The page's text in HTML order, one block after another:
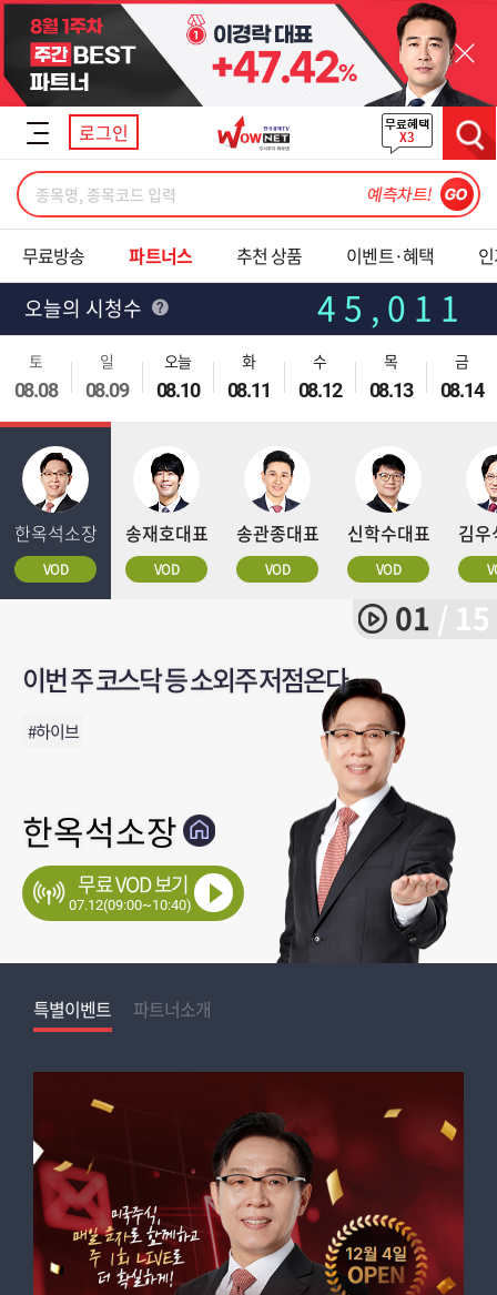
닫기
로그인
무료방송 파트너스 추천 상품 이벤트·혜택
오늘의 시청수 45,011
토
08.08
일
08.09
오늘
08.10
화
08.11
수
08.12
목
08.13
금
08.14
한옥석소장
VOD
송재호대표
VOD
송관종대표
VOD
신학수대표
VOD
김우
이번 주 코스닥 등 소외주 저점온다
#하이브
한옥석소장
무료 VOD 보기
07.12(09:00~10:40)
특별이벤트 파트너소개
과매도구간, 다음주 주도주 매수찬스
전략
송재호대표
07.12(09:00~19:00)
특별이벤트 파트너소개
다음주 시장 압도할 주도주는?
#SK하이닉스,1551%
송관종대표
07.12(10:00~12:00)
특별이벤트 파트너소개
상대적 강세 찐 종목, 주도주만 담는
전략!
신학수대표
07.12(10:00~14:00)
특별이벤트 파트너소개
김우식의 선데이 포스트
#한주간투자전략
김우식대표
07.12(20:00~21:30)
특별이벤트 파트너소개
더리치..반전율 AI인프라와
대세진입편3
박완필대표
07.12(20:00~20:50)
특별이벤트 파트너소개
시장 대표주 실적과 목표가 분석
#삼전닉스
윤유석대표
07.12(21:00~22:00)
파트너소개
프로필
실적대비 저평가 상위 종목 발굴실적분석,
재무분석, 사업분석 분야에서 높은 수준의
심층분석기업 심층분석 리포트 제공(20페이지
분량)수익률 성과 중심의 포트폴리오 운영안정성
+ 고수익으로 꾸준한 자산증식
투자성향
상대적 강세 찐 종목, 주도주만 담는
전략!
신학수대표
07.12(21:00~23:50)
특별이벤트 파트너소개
◆싹쓸이BEST 2주 체험(라이브
+문자)
강호안인기
07.12(21:30~22:30)
특별이벤트 파트너소개
삼전닉스&반도체집중분석
#삼전닉스
감은숙대표
07.12(22:00~23:00)
특별이벤트
D - 22
파트너소개
지난 2달간 - 주식을 매매하지 않은
이유
박한샘대표
07.12(22:00~23:00)
특별이벤트 파트너소개
기회의장시작? 7월의 섹터전략은?
#2개월44만원
김용덕대표
07.12(22:00~23:00)
파트너소개
프로필
안녕하세요, 투자자 여러분. 김용덕입니다. 저는
23년 이상의 주식 정보 제공 경력을 가진 국내
1세대 베테랑 전문가입니다. 다양한 시장 상황을
경험하며 투자자들과 함께 성장해왔으며,
한국경제TV 고수최강전 1위를 비롯해 여러
수익률 대회에서 우승하며 실력을 입증했습니다.
투자성향
[주간예습반] 애매하지만 반격
#다음주
하창봉대표
07.12(22:00~23:00)
특별이벤트 파트너소개
방송에서 못다한 이야기/
주간종결종목
김대복대표
07.12(22:05~23:05)
특별이벤트
D - 18
파트너소개
[공]내일장 투자전략
#베스트셀러
김동엽대표
07.12(23:30~00:30)
특별이벤트 파트너소개
01 / 15